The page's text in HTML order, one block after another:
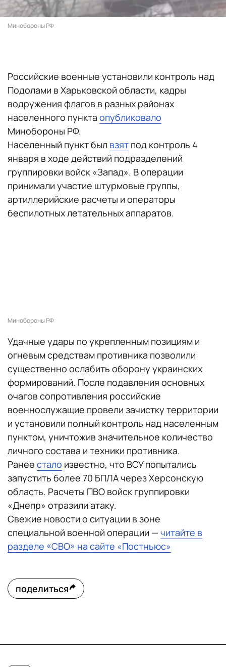
Минобороны РФ
Российские военные установили контроль над
Подолами в Харьковской области, кадры
водружения флагов в разных районах
населенного пункта опубликовало
Минобороны РФ.
Населенный пункт был взят под контроль 4
января в ходе действий подразделений
группировки войск «Запад». В операции
принимали участие штурмовые группы,
артиллерийские расчеты и операторы
беспилотных летательных аппаратов.
Минобороны РФ
Удачные удары по укрепленным позициям и
огневым средствам противника позволили
существенно ослабить оборону украинских
формирований. После подавления основных
очагов сопротивления российские
военнослужащие провели зачистку территории
и установили полный контроль над населенным
пунктом, уничтожив значительное количество
личного состава и техники противника.
Ранее стало известно, что ВСУ попытались
запустить более 70 БПЛА через Херсонскую
область. Расчеты ПВО войск группировки
«Днепр» отразили атаку.
Свежие новости о ситуации в зоне
специальной военной операции — читайте в
разделе «СВО» на сайте «Постньюс»
поделиться